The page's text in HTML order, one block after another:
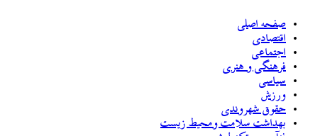
صفحه اصلی
اقتصادی
اجتماعی
فرهنگی و هنری
سیاسی
ورزش
حقوق شهروندی
بهداشت سلامت ومحیط زیست